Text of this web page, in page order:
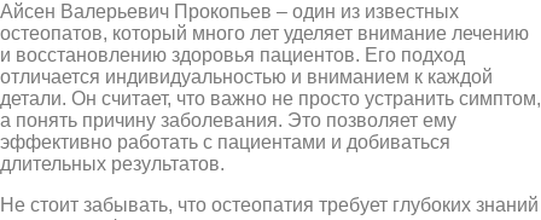
Айсен Валерьевич Прокопьев – один из известных
остеопатов, который много лет уделяет внимание лечению
и восстановлению здоровья пациентов. Его подход
отличается индивидуальностью и вниманием к каждой
детали. Он считает, что важно не просто устранить симптом,
а понять причину заболевания. Это позволяет ему
эффективно работать с пациентами и добиваться
длительных результатов.
Не стоит забывать, что остеопатия требует глубоких знаний